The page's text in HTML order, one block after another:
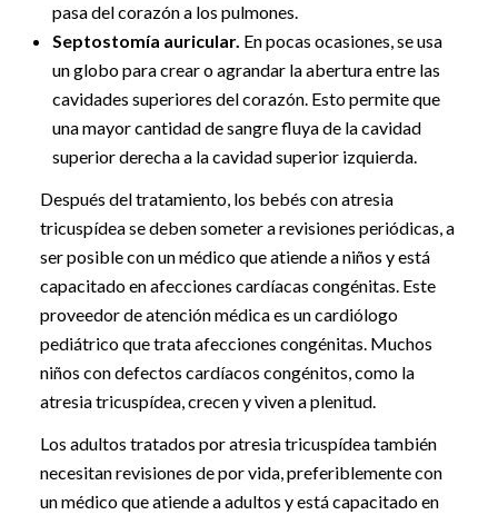
pasa del corazón a los pulmones.
Septostomía auricular. En pocas ocasiones, se usa
un globo para crear o agrandar la abertura entre las
cavidades superiores del corazón. Esto permite que
una mayor cantidad de sangre fluya de la cavidad
superior derecha a la cavidad superior izquierda.
Después del tratamiento, los bebés con atresia
tricuspídea se deben someter a revisiones periódicas, a
ser posible con un médico que atiende a niños y está
capacitado en afecciones cardíacas congénitas. Este
proveedor de atención médica es un cardiólogo
pediátrico que trata afecciones congénitas. Muchos
niños con defectos cardíacos congénitos, como la
atresia tricuspídea, crecen y viven a plenitud.
Los adultos tratados por atresia tricuspídea también
necesitan revisiones de por vida, preferiblemente con
un médico que atiende a adultos y está capacitado en